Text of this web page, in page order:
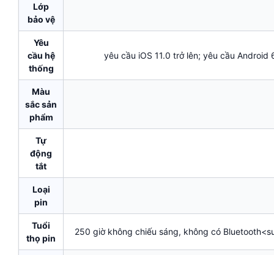
Lớp
bảo vệ
Yêu
cầu hệ
thống
yêu cầu iOS 11.0 trở lên; yêu cầu
Màu
sắc sản
phẩm
Tự
động
tắt
Loại
pin
Tuổi
thọ pin
250 giờ không chiếu sáng, không có